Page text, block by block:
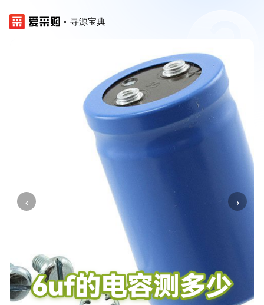
寻源宝典
‹ ›